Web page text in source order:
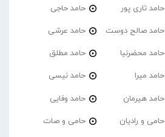
حامد تاری پور حامد حاجی
حامد صالح دوست حامد عرشی
حامد محضرنیا حامد مطلق
حامد میرا حامد نیسی
حامد هیرمان حامد وفایی
حامی و رادیان حامی و صات